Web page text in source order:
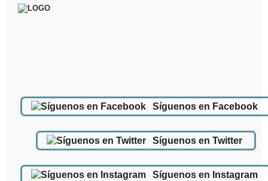
Síguenos en Facebook
Síguenos en Twitter
Síguenos en Instagram